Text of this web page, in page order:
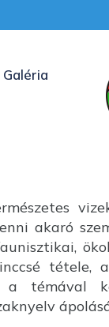
Galéria
akaró
tétele,
témával